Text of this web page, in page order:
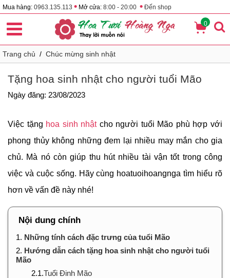
Mua hàng: 0963.135.113 • Mở cửa: 8:00 - 20:00 • Đến shop
0
Trang chủ / Chúc mừng sinh nhật
Tặng hoa sinh nhật cho người tuổi Mão
Ngày đăng: 23/08/2023
Việc tặng hoa sinh nhậtcho người tuổi Mão phù hợp với
phong thủy không những đem lại nhiều may mắn cho gia
chủ. Mà nó còn giúp thu hút nhiều tài vận tốt trong công
việc và cuộc sống. Hãy cùng hoatuoihoangnga tìm hiểu rõ
hơn về vấn đề này nhé!
Nội dung chính
1. Những tính cách đặc trưng của tuổi Mão
2. Hướng dẫn cách tặng hoa sinh nhật cho người tuổi
Mão
2.1.Tuổi Đinh Mão